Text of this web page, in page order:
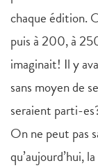
chaque édition.
puis à 200, à
imaginait! Il y
sans moyen de
seraient parti-
On ne peut pas
qu’aujourd’hui,